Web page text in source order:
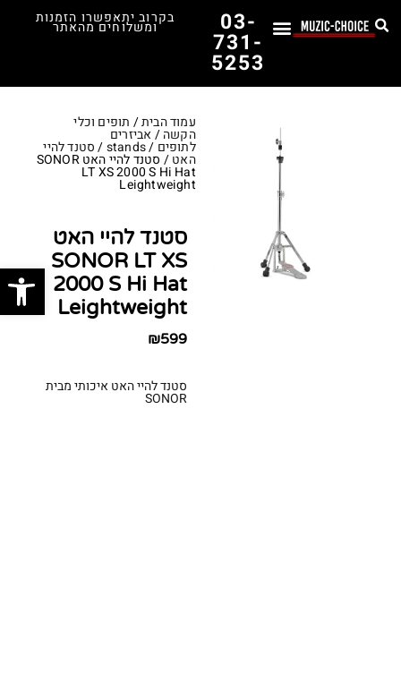
03-
731-
5253
בקרוב יתאפשרו הזמנות
ומשלוחים מהאתר
עמוד הבית/ תופים וכלי
הקשה/ אביזרים
לתופים /
stands
/סטנד להיי
האט / סטנד להיי האט SONOR
LT XS 2000 S Hi Hat
Leightweight
סטנד להיי האט
SONOR LT XS
2000 S Hi Hat
Leightweight
₪599
סטנד להיי האט איכותי מבית
SONOR
פתח